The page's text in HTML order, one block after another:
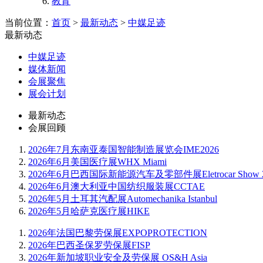
当前位置： 首页 > 最新动态 > 中媒足迹
最新动态
中媒足迹
媒体新闻
会展聚焦
展会计划
最新动态
会展回顾
2026年7月东南亚泰国智能制造展览会IME2026
2026年6月美国医疗展WHX Miami
2026年6月巴西国际新能源汽车及零部件展Eletrocar Show
2026年6月澳大利亚中国纺织服装展CCTAE
2026年5月土耳其汽配展Automechanika Istanbul
2026年5月哈萨克医疗展HIKE
2026年法国巴黎劳保展EXPOPROTECTION
2026年巴西圣保罗劳保展FISP
2026年新加坡职业安全及劳保展 OS&H Asia